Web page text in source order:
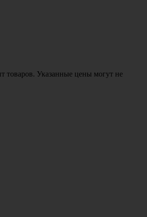
товаров. Указанные цены могут не